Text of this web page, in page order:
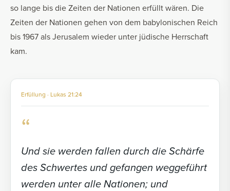
so lange bis die Zeiten der Nationen erfüllt wären. Die
Zeiten der Nationen gehen von dem babylonischen Reich
bis 1967 als Jerusalem wieder unter jüdische Herrschaft
kam.
Erfüllung · Lukas 21:24
“
Und sie werden fallen durch die Schärfe
des Schwertes und gefangen weggeführt
werden unter alle Nationen; und